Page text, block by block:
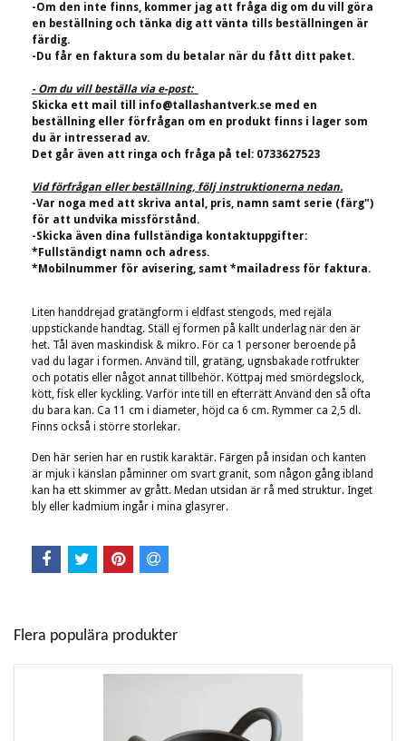
-Om den inte finns, kommer jag att fråga dig om du vill göra
en beställning och tänka dig att vänta tills beställningen är
färdig.
-Du får en faktura som du betalar när du fått ditt paket.
- Om du vill beställa via e-post:
Skicka ett mail till info@tallashantverk.se med en
beställning eller förfrågan om en produkt finns i lager som
du är intresserad av.
Det går även att ringa och fråga på tel: 0733627523
Vid förfrågan eller beställning, följ instruktionerna nedan.
-Var noga med att skriva antal, pris, namn samt serie (färg")
för att undvika missförstånd.
-Skicka även dina fullständiga kontaktuppgifter:
*Fullständigt namn och adress.
*Mobilnummer för avisering, samt *mailadress för faktura.
Liten handdrejad gratängform i eldfast stengods, med rejäla
uppstickande handtag. Ställ ej formen på kallt underlag när den är
het. Tål även maskindisk & mikro. För ca 1 personer beroende på
vad du lagar i formen. Använd till, gratäng, ugnsbakade rotfrukter
och potatis eller något annat tillbehör. Köttpaj med smördegslock,
kött, fisk eller kyckling. Varför inte till en efterrätt Använd den så ofta
du bara kan. Ca 11 cm i diameter, höjd ca 6 cm. Rymmer ca 2,5 dl.
Finns också i större storlekar.
Den här serien har en rustik karaktär. Färgen på insidan och kanten
är mjuk i känslan påminner om svart granit, som någon gång ibland
kan ha ett skimmer av grått. Medan utsidan är rå med struktur. Inget
bly eller kadmium ingår i mina glasyrer.
Flera populära produkter